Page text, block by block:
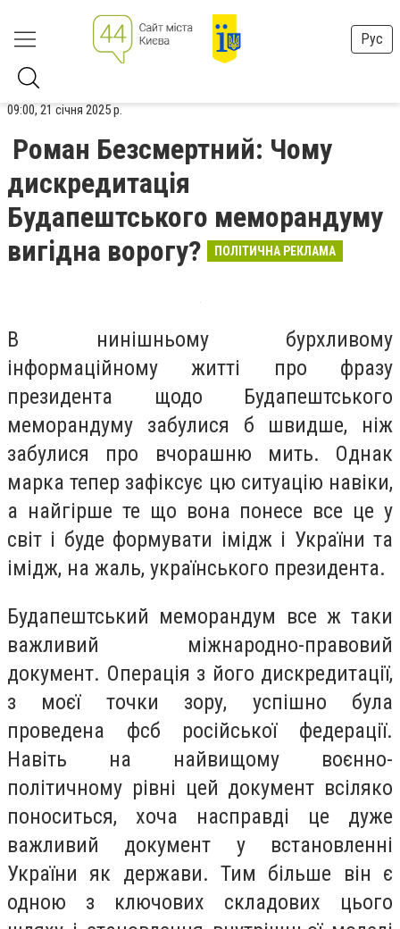
Рус
09:00, 21 січня 2025 р.
Роман Безсмертний: Чому
дискредитація
Будапештського меморандуму
вигідна ворогу?
ПОЛІТИЧНА РЕКЛАМА
В нинішньому бурхливому
інформаційному житті про фразу
президента щодо Будапештського
меморандуму забулися б швидше, ніж
забулися про вчорашню мить. Однак
марка тепер зафіксує цю ситуацію навіки,
а найгірше те що вона понесе все це у
світ і буде формувати імідж і України та
імідж, на жаль, українського президента.
Будапештський меморандум все ж таки
важливий міжнародно-правовий
документ. Операція з його дискредитації,
з моєї точки зору, успішно була
проведена фсб російської федерації.
Навіть на найвищому воєнно-
політичному рівні цей документ всіляко
поноситься, хоча насправді це дуже
важливий документ у встановленні
України як держави. Тим більше він є
одною з ключових складових цього